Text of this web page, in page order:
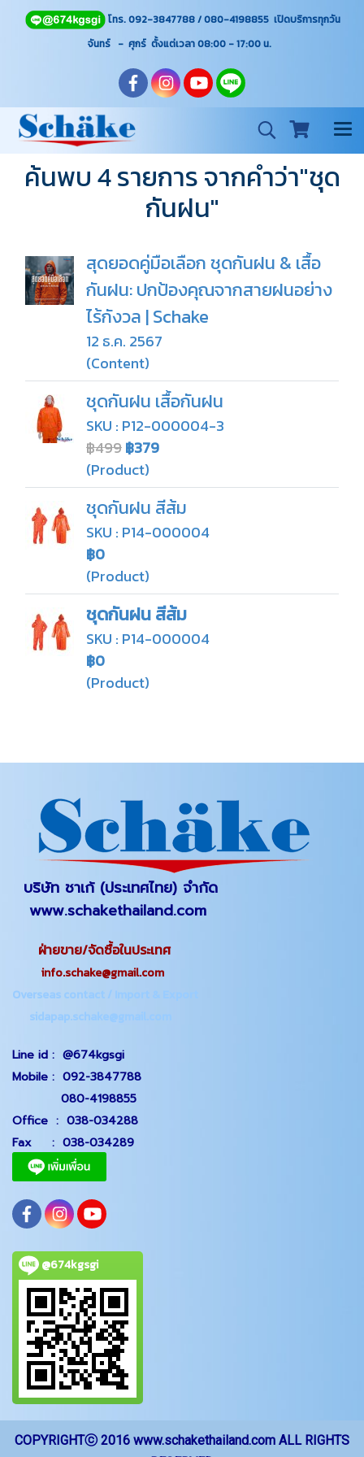
โทร. 092-3847788 / 080-4198855 เปิดบริการทุกวัน
จันทร์ - ศุกร์ ตั้งแต่เวลา 08:00 - 17:00น.
ค้นพบ 4 รายการ จากคำว่า"ชุด
กันฝน"
สุดยอดคู่มือเลือก ชุดกันฝน & เสื้อ
กันฝน: ปกป้องคุณจากสายฝนอย่าง
ไร้กังวล | Schake
12 ธ.ค. 2567
(Content)
ชุดกันฝน เสื้อกันฝน
SKU : P12-000004-3
฿499฿379
(Product)
ชุดกันฝน สีส้ม
SKU : P14-000004
฿0
(Product)
ชุดกันฝน สีส้ม
SKU : P14-000004
฿0
(Product)
บริษัท ชาเก้ (ประเทศไทย) จำกัด
www.schakethailand.com
ฝ่ายขาย/จัดซื้อในประเทศ
info.schake@gmail.com
Overseas contact / Import & Export
sidapap.schake@gmail.com
Line id : @674kgsgi
Mobile : 092-3847788
080-4198855
Office : 038-034288
Fax : 038-034289
@674kgsgi
COPYRIGHTⓒ 2016 www.schakethailand.com ALL RIGHTS